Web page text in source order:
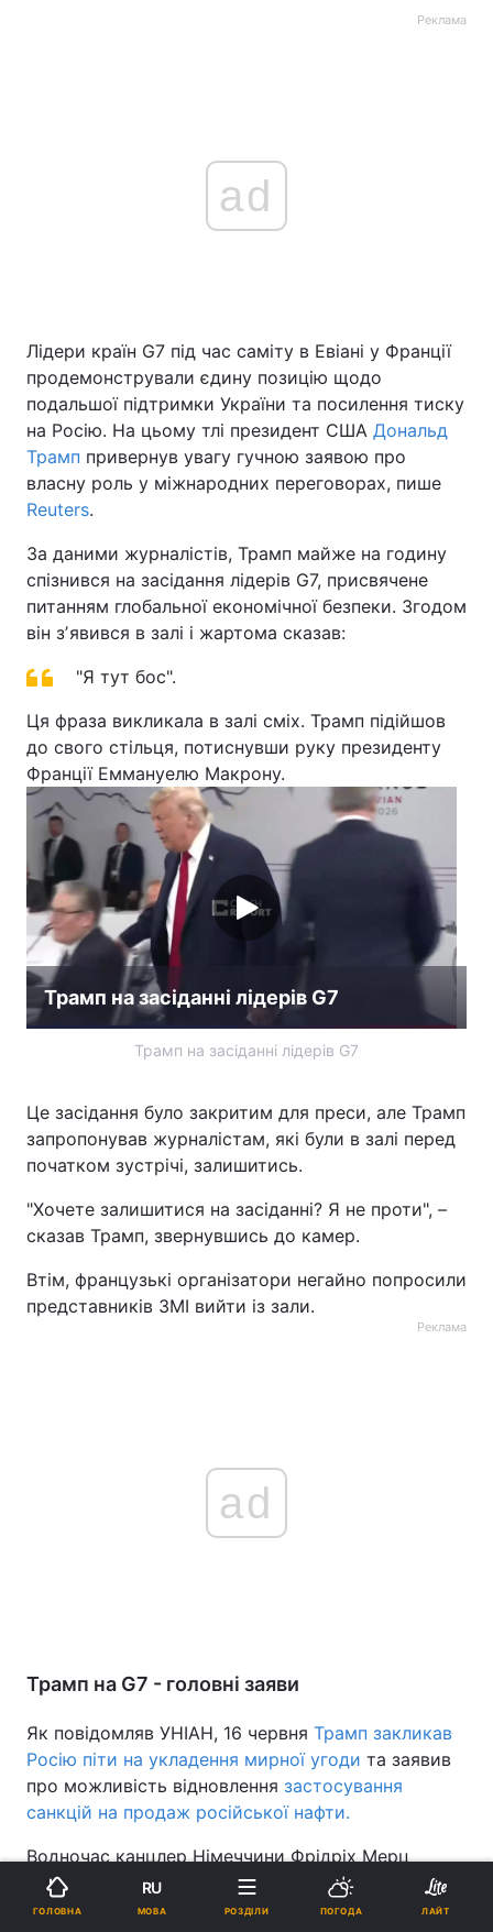
Реклама
ad
Лідери країн G7 під час саміту в Евіані у Франції
продемонстрували єдину позицію щодо
подальшої підтримки України та посилення тиску
на Росію. На цьому тлі президент США Дональд
Трамп привернув увагу гучною заявою про
власну роль у міжнародних переговорах, пише
Reuters.
За даними журналістів, Трамп майже на годину
спізнився на засідання лідерів G7, присвячене
питанням глобальної економічної безпеки. Згодом
він зʼявився в залі і жартома сказав:
"Я тут бос".
Ця фраза викликала в залі сміх. Трамп підійшов
до свого стільця, потиснувши руку президенту
Франції Еммануелю Макрону.
Трамп на засіданні лідерів G7
Трамп на засіданні лідерів G7
Це засідання було закритим для преси, але Трамп
запропонував журналістам, які були в залі перед
початком зустрічі, залишитись.
"Хочете залишитися на засіданні? Я не проти", –
сказав Трамп, звернувшись до камер.
Втім, французькі організатори негайно попросили
представників ЗМІ вийти із зали.
Реклама
ad
Трамп на G7 - головні заяви
Як повідомляв УНІАН, 16 червня Трамп закликав
Росію піти на укладення мирної угоди та заявив
про можливість відновлення застосування
санкцій на продаж російської нафти.
Водночас канцлер Німеччини Фрідріх Мерц
заявив, що після консультацій між лідерами країн
G7 та президентом США ДональдомТрампом
ГОЛОВНА
RU
МОВА РОЗДІЛИ ПОГОДА ЛАЙТ